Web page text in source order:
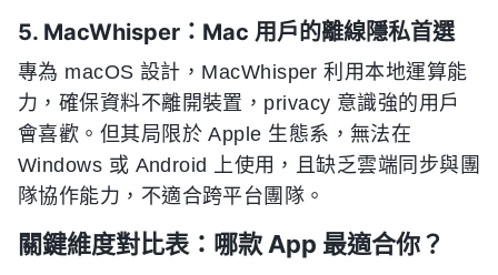
5. MacWhisper：Mac 用戶的離線隱私首選
專為 macOS 設計，MacWhisper 利用本地運算能
力，確保資料不離開裝置，privacy 意識強的用戶
會喜歡。但其局限於 Apple 生態系，無法在
Windows 或 Android 上使用，且缺乏雲端同步與團
隊協作能力，不適合跨平台團隊。
關鍵維度對比表：哪款 App 最適合你？